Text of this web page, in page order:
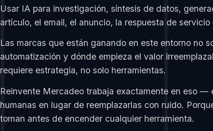
Usar IA para investigación, síntesis de datos,
artículo, el email, el anuncio, la respuesta de
Las marcas que están ganando en este entorno no
automatización y dónde empieza el valor
requiere estrategia, no solo herramientas.
Reinvente Mercadeo trabaja exactamente en eso
humanas en lugar de reemplazarlas con ruido.
toman antes de encender cualquier herramienta.